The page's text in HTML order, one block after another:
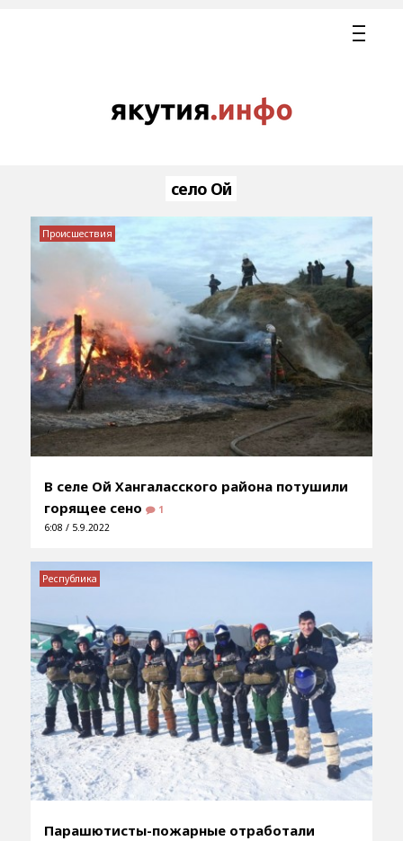
село Ой
В селе Ой Хангаласского района потушили
горящее сено
1
6:08 / 5.9.2022
Происшествия
Парашютисты-пожарные отработали
Республика